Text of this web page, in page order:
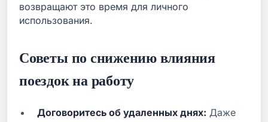
возвращают это время для личного
использования.
Советы по снижению влияния
поездок на работу
Договоритесь об удаленных днях: Даже